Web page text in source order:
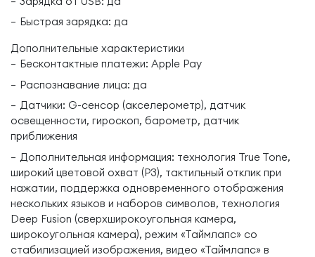
Быстрая зарядка: да
Дополнительные характеристики
Бесконтактные платежи: Apple Pay
Распознавание лица: да
Датчики: G-сенсор (акселерометр), датчик
освещенности, гироскоп, барометр, датчик
приближения
Дополнительная информация: технология True Tone,
широкий цветовой охват (P3), тактильный отклик при
нажатии, поддержка одновременного отображения
нескольких языков и наборов символов, технология
Deep Fusion (сверхширокоугольная камера,
широкоугольная камера), режим «Таймлапс» со
стабилизацией изображения, видео «Таймлапс» в